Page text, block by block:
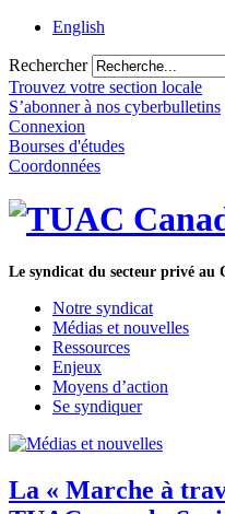
English
Rechercher
Trouvez votre section locale
S’abonner à nos cyberbulletins
Connexion
Bourses d'études
Coordonnées
Le syndicat du secteur privé au
Notre syndicat
Médias et nouvelles
Ressources
Enjeux
Moyens d’action
Se syndiquer
La « Marche à